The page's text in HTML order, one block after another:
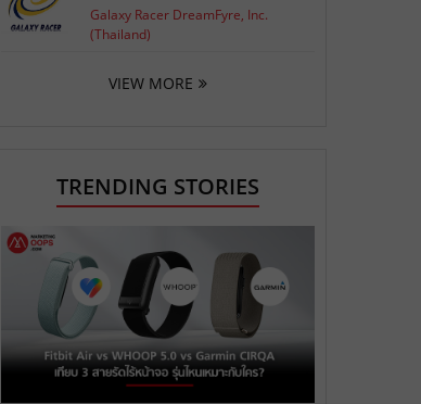
Galaxy Racer DreamFyre, Inc.
(Thailand)
VIEW MORE
TRENDING STORIES